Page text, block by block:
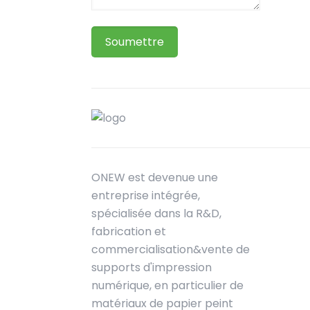
ONEW est devenue une
entreprise intégrée,
spécialisée dans la R&D,
fabrication et
commercialisation&vente de
supports d'impression
numérique, en particulier de
matériaux de papier peint